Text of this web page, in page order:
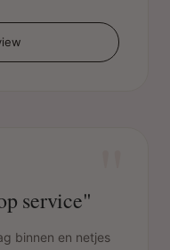
service"
binnen en netjes